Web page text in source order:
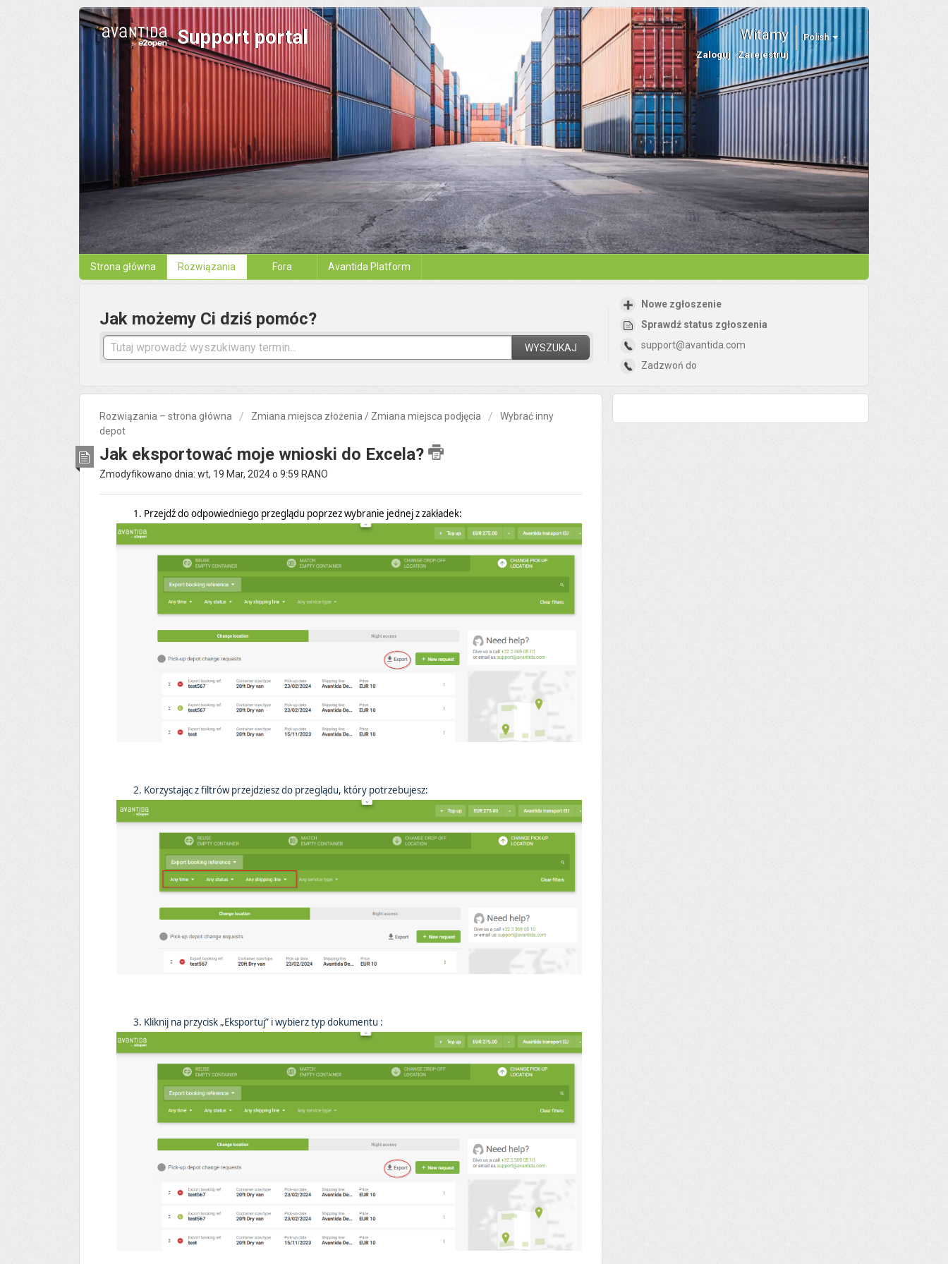
Support portal Polish
Witamy
Zaloguj Zarejestruj
Strona główna Rozwiązania Fora Avantida Platform
Jak możemy Ci dziś pomóc?
WYSZUKAJ
Nowe zgłoszenie
Sprawdź status zgłoszenia
support@avantida.com
Zadzwoń do
Rozwiązania – strona główna Zmiana miejsca złożenia / Zmiana miejsca podjęcia
Wybrać inny
depot
Jak eksportować moje wnioski do Excela?
Zmodyfikowano dnia: wt, 19 Mar, 2024 o 9:59 RANO
1. Przejdź do odpowiedniego przeglądu poprzez wybranie jednej z zakładek:
2. Korzystając z filtrów przejdziesz do przeglądu, który potrzebujesz:
3. Kliknij na przycisk „Eksportuj” i wybierz typ dokumentu :